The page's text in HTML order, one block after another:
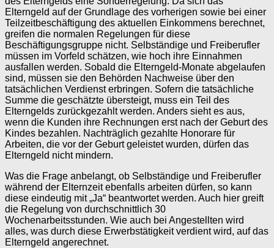
Elterngeld auf der Grundlage des vorherigen sowie bei einer
Teilzeitbeschäftigung des aktuellen Einkommens berechnet,
greifen die normalen Regelungen für diese
Beschäftigungsgruppe nicht. Selbständige und Freiberufler
müssen im Vorfeld schätzen, wie hoch ihre Einnahmen
ausfallen werden. Sobald die Elterngeld-Monate abgelaufen
sind, müssen sie den Behörden Nachweise über den
tatsächlichen Verdienst erbringen. Sofern die tatsächliche
Summe die geschätzte übersteigt, muss ein Teil des
Elterngelds zurückgezahlt werden. Anders sieht es aus,
wenn die Kunden ihre Rechnungen erst nach der Geburt des
Kindes bezahlen. Nachträglich gezahlte Honorare für
Arbeiten, die vor der Geburt geleistet wurden, dürfen das
Elterngeld nicht mindern.
Was die Frage anbelangt, ob Selbständige und Freiberufler
während der Elternzeit ebenfalls arbeiten dürfen, so kann
diese eindeutig mit „Ja“ beantwortet werden. Auch hier greift
die Regelung von durchschnittlich 30
Wochenarbeitsstunden. Wie auch bei Angestellten wird
alles, was durch diese Erwerbstätigkeit verdient wird, auf das
Elterngeld angerechnet.